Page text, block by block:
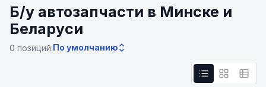
Б/у автозапчасти в Минске и
Беларуси
0 позиций:По умолчанию